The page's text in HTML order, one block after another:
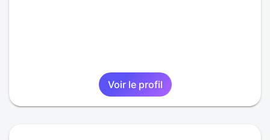
Voir le profil